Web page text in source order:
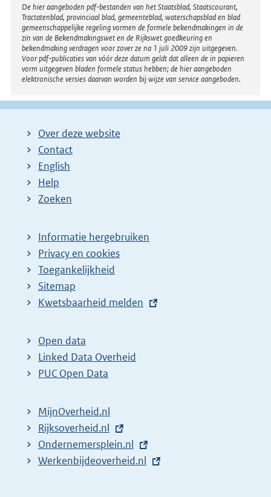
Disclaimer
De hier aangeboden pdf-bestanden van het Staatsblad, Staatscourant,
Tractatenblad, provinciaal blad, gemeenteblad, waterschapsblad en blad
gemeenschappelijke regeling vormen de formele bekendmakingen in de
zin van de Bekendmakingswet en de Rijkswet goedkeuring en
bekendmaking verdragen voor zover ze na 1 juli 2009 zijn uitgegeven.
Voor pdf-publicaties van vóór deze datum geldt dat alleen de in papieren
vorm uitgegeven bladen formele status hebben; de hier aangeboden
elektronische versies daarvan worden bij wijze van service aangeboden.
Over deze website
Contact
English
Help
Zoeken
Informatie hergebruiken
Privacy en cookies
Toegankelijkheid
Sitemap
E
t
e
r
l
i
n
k
Kwetsbaarheid melden
Open data
Linked Data Overheid
PUC Open Data
MijnOverheid.nl
E
x
t
Rijksoverheid.nl
E
x
Ondernemersplein.nl
E
Werkenbijdeoverheid.nl